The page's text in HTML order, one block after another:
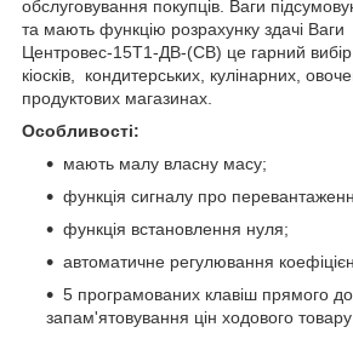
обслуговування покупців. Ваги
та мають функцію розрахунку здачі
Центровес-15Т1-ДВ-(СВ) це гарний
кіосків, кондитерських, кулінарних,
продуктових магазинах.
Особливості:
мають малу власну масу;
функція сигналу про
функція встановлення нуля;
автоматичне регулювання
5 програмованих клавіш прямого
запам'ятовування цін ходового товару